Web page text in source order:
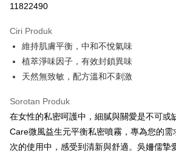
pengesahan AFTEE akan muncul.
3. Tiada bayaran diperlukan apabila pesanan
4. Setelah pesanan disahkan, anda akan
manakala ahli aplikasi akan menerima
AFTEE.
5. Tiada bayaran diperlukan apabila anda
dalam talian dengan SMS pembayaran atau
AFTEE.
Sila ambil perhatian bahawa tempoh
bagaimanapun, bagi mereka yang telah memuat
全家付款取貨
NT$100/pesanan | Penghantaran percuma
NT$600 atau lebih
NT$100/pesanan | Penghantaran percuma
NT$600 atau lebih
萊爾富取貨付款
11822490
Ciri Produk
維持肌膚平衡，中和不悅氣味
植萃淨味因子，有效封鎖異味
天然無致敏，配方溫和不刺激
Sorotan Produk
在女性的私密呵護中，細膩與關愛是不可或
Care微風益生元平衡私密噴霧，專為您的
次的使用中，感受到清新與舒適。吳姍儒摯